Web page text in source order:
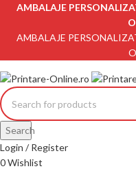
AMBALAJE
AMBALAJE
Search
Login / Register
0Wishlist